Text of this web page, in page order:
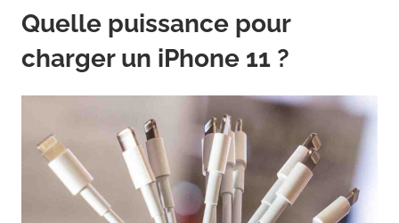
Quelle puissance pour
charger un iPhone 11 ?